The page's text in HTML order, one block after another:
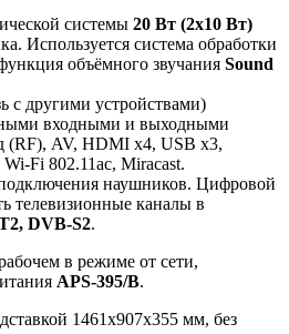
системы 20 Вт (2х10 Вт)
Используется система обработки
объёмного звучания Sound
с другими устройствами)
входными и выходными
(RF), AV, HDMI x4, USB x3,
Fi 802.11ac, Miracast.
наушников. Цифровой
телевизионные каналы в
DVB-S2.
в режиме от сети,
APS-395/B.
1461x907x355 мм, без